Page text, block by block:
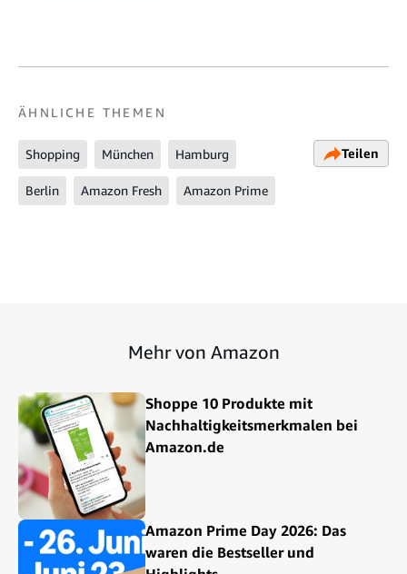
ÄHNLICHE THEMEN
Shopping München Hamburg
Berlin Amazon Fresh Amazon Prime
Teilen
Mehr von Amazon
Shoppe 10 Produkte mit
Nachhaltigkeitsmerkmalen bei
Amazon.de
Amazon Prime Day 2026: Das
waren die Bestseller und